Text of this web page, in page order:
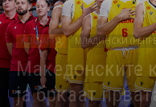
КОШАРКА МЛАДИНСКИ
Македонските
ја бркаат